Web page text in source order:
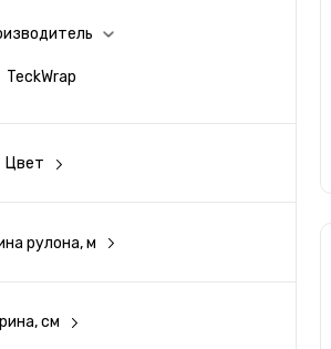
TeckWrap
Цвет
Белый
рулона, м
см